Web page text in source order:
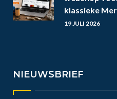
klassieke
19 JULI 2026
NIEUWSBRIEF